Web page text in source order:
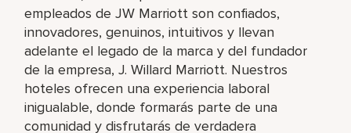
empleados de JW Marriott son confiados,
innovadores, genuinos, intuitivos y llevan
adelante el legado de la marca y del fundador
de la empresa, J. Willard Marriott. Nuestros
hoteles ofrecen una experiencia laboral
inigualable, donde formarás parte de una
comunidad y disfrutarás de verdadera